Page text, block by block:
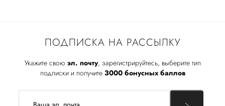
ПОДПИСКА НА РАССЫЛКУ
Укажите свою эл. почту, зарегистрируйтесь, выберите тип
подписки и получите 3000 бонусных баллов